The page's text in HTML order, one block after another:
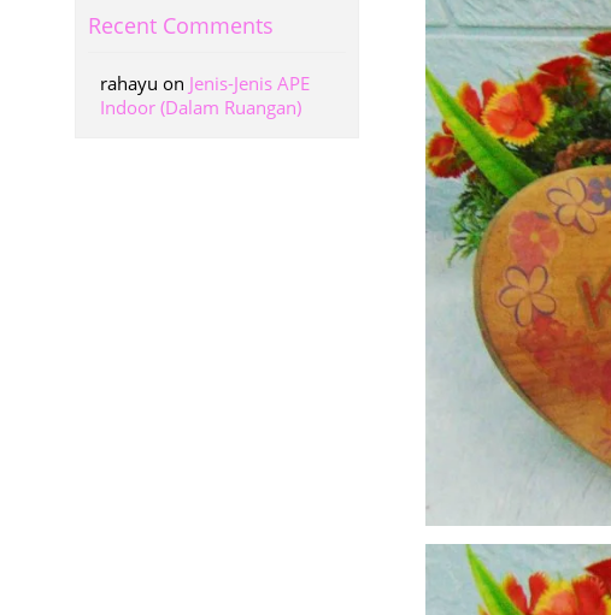
Recent Comments
rahayu on Jenis-Jenis APE
Indoor (Dalam Ruangan)